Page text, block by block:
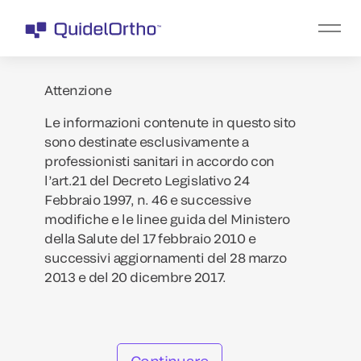
Attenzione
Le informazioni contenute in questo sito
sono destinate esclusivamente a
professionisti sanitari in accordo con
l’art.21 del Decreto Legislativo 24
Febbraio 1997, n. 46 e successive
modifiche e le linee guida del Ministero
della Salute del 17 febbraio 2010 e
successivi aggiornamenti del 28 marzo
2013 e del 20 dicembre 2017.